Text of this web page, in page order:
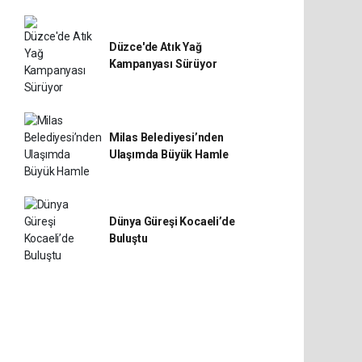
Düzce'de Atık Yağ
Kampanyası Sürüyor
Milas Belediyesi’nden
Ulaşımda Büyük Hamle
Dünya Güreşi Kocaeli’de
Buluştu